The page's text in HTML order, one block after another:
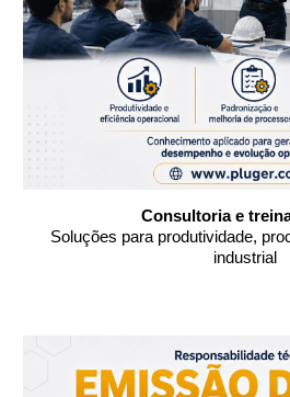
Consultoria e
Soluções para produtividade,
industrial